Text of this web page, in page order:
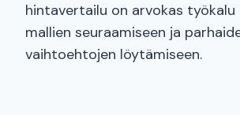
hintavertailu on arvokas työkalu
mallien seuraamiseen ja
vaihtoehtojen löytämiseen.